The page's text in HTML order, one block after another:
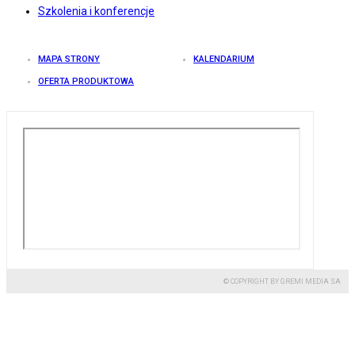
Szkolenia i konferencje
MAPA STRONY KALENDARIUM
OFERTA PRODUKTOWA
© COPYRIGHT BY GREMI MEDIA SA